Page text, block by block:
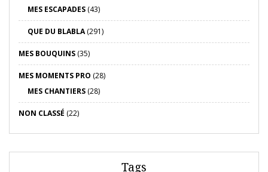
MES ESCAPADES (43)
QUE DU BLABLA(291)
MES BOUQUINS (35)
MES MOMENTS PRO (28)
MES CHANTIERS (28)
NON CLASSÉ (22)
Tags